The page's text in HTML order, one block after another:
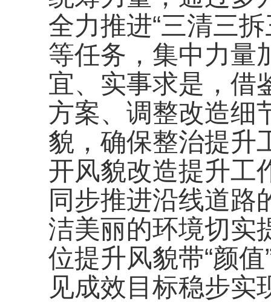
全力推进“三清三
等任务，集中力量
宜、实事求是，借
方案、调整改造细
貌，确保整治提升
开风貌改造提升工
同步推进沿线道路
洁美丽的环境切实
位提升风貌带“颜值
见成效目标稳步实